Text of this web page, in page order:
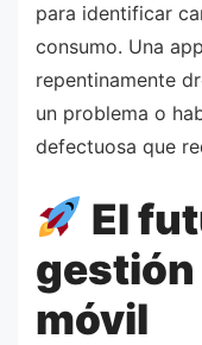
para identificar
consumo. Una
repentinamente
un problema o
defectuosa que
El
móvil